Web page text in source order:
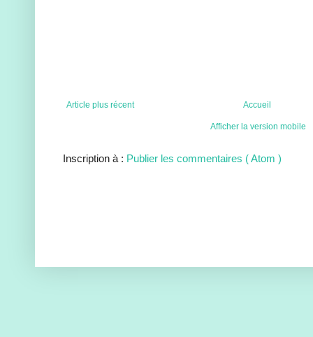
Article plus récent Accueil
Afficher la version mobile
Inscription à : Publier les commentaires ( Atom )